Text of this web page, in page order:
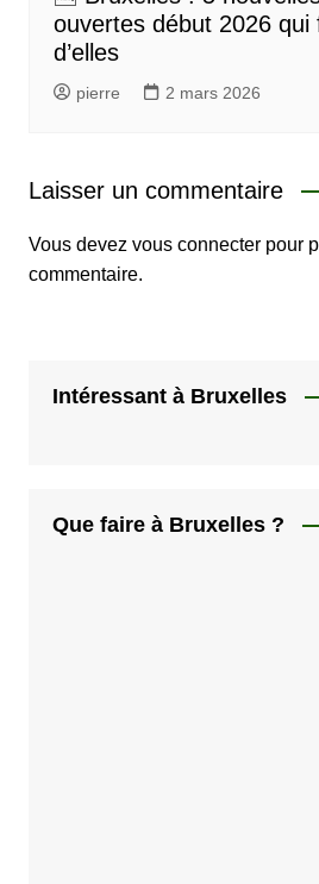
ouvertes début 2026 qui
d’elles
pierre 2 mars 2026
Laisser un commentaire
Vous devez vous connecterpour
commentaire.
Intéressant à Bruxelles
Que faire à Bruxelles ?